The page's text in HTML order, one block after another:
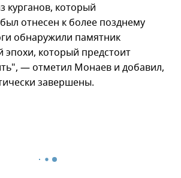
курганов, который
отнесен к более позднему
обнаружили памятник
эпохи, который предстоит
— отметил Монаев и добавил,
завершены.